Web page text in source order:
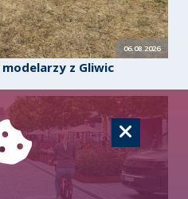
06.08.2026
z Gliwic